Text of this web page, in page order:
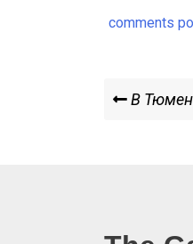
comments
Previous
В